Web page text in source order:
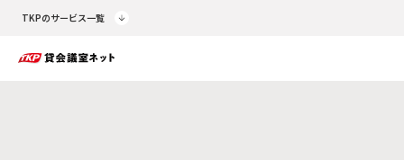
TKPのサービス一覧